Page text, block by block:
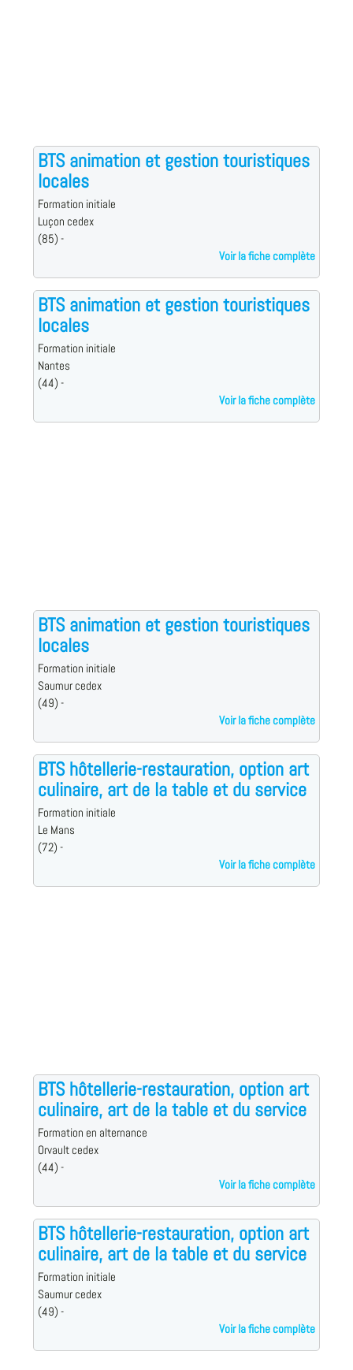
BTS animation et gestion touristiques
locales
Formation initiale
Luçon cedex
(85) -
Voir la fiche complète
BTS animation et gestion touristiques
locales
Formation initiale
Nantes
(44) -
Voir la fiche complète
BTS animation et gestion touristiques
locales
Formation initiale
Saumur cedex
(49) -
Voir la fiche complète
BTS hôtellerie-restauration, option art
culinaire, art de la table et du service
Formation initiale
Le Mans
(72) -
Voir la fiche complète
BTS hôtellerie-restauration, option art
culinaire, art de la table et du service
Formation en alternance
Orvault cedex
(44) -
Voir la fiche complète
BTS hôtellerie-restauration, option art
culinaire, art de la table et du service
Formation initiale
Saumur cedex
(49) -
Voir la fiche complète